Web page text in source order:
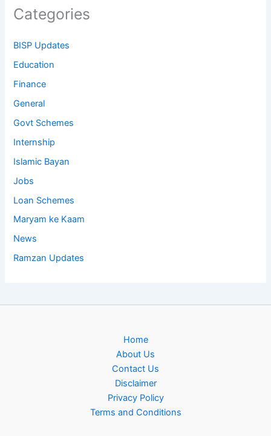
Categories
BISP Updates
Education
Finance
General
Govt Schemes
Internship
Islamic Bayan
Jobs
Loan Schemes
Maryam ke Kaam
News
Ramzan Updates
Home
About Us
Contact Us
Disclaimer
Privacy Policy
Terms and Conditions